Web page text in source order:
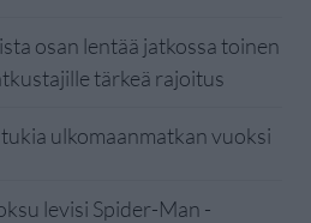
osan lentää jatkossa toinen
tärkeä rajoitus
ulkomaanmatkan vuoksi
levisi Spider-Man -